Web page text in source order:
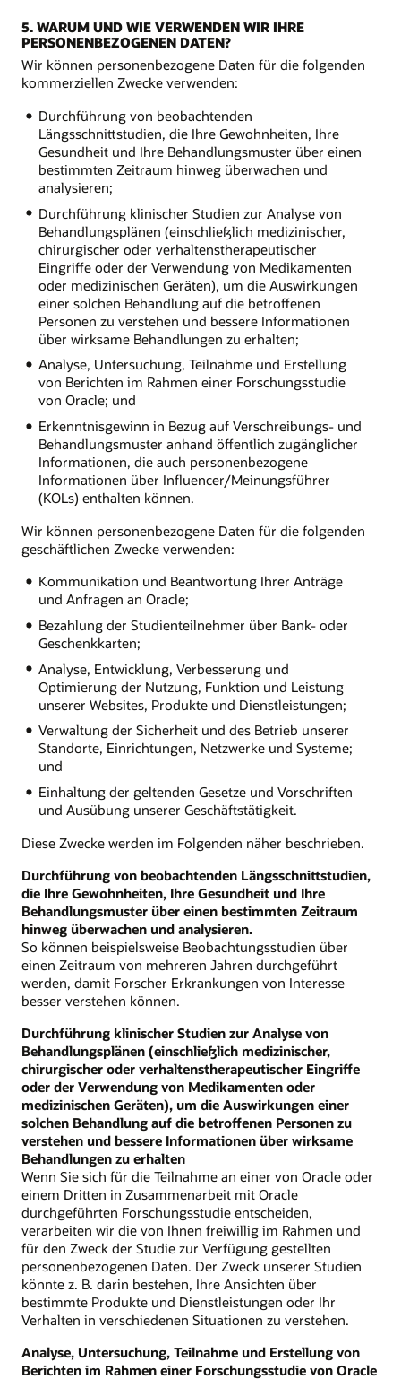
5. WARUM UND WIE VERWENDEN WIR IHRE
PERSONENBEZOGENEN DATEN?
Wir können personenbezogene Daten für die folgenden
kommerziellen Zwecke verwenden:
Durchführung von beobachtenden
Längsschnittstudien, die Ihre Gewohnheiten, Ihre
Gesundheit und Ihre Behandlungsmuster über einen
bestimmten Zeitraum hinweg überwachen und
analysieren;
Durchführung klinischer Studien zur Analyse von
Behandlungsplänen (einschließlich medizinischer,
chirurgischer oder verhaltenstherapeutischer
Eingriffe oder der Verwendung von Medikamenten
oder medizinischen Geräten), um die Auswirkungen
einer solchen Behandlung auf die betroffenen
Personen zu verstehen und bessere Informationen
über wirksame Behandlungen zu erhalten;
Analyse, Untersuchung, Teilnahme und Erstellung
von Berichten im Rahmen einer Forschungsstudie
von Oracle; und
Erkenntnisgewinn in Bezug auf Verschreibungs- und
Behandlungsmuster anhand öffentlich zugänglicher
Informationen, die auch personenbezogene
Informationen über Influencer/Meinungsführer
(KOLs) enthalten können.
Wir können personenbezogene Daten für die folgenden
geschäftlichen Zwecke verwenden:
Kommunikation und Beantwortung Ihrer Anträge
und Anfragen an Oracle;
Bezahlung der Studienteilnehmer über Bank- oder
Geschenkkarten;
Analyse, Entwicklung, Verbesserung und
Optimierung der Nutzung, Funktion und Leistung
unserer Websites, Produkte und Dienstleistungen;
Verwaltung der Sicherheit und des Betrieb unserer
Standorte, Einrichtungen, Netzwerke und Systeme;
und
Einhaltung der geltenden Gesetze und Vorschriften
und Ausübung unserer Geschäftstätigkeit.
Diese Zwecke werden im Folgenden näher beschrieben.
Durchführung von beobachtenden Längsschnittstudien,
die Ihre Gewohnheiten, Ihre Gesundheit und Ihre
Behandlungsmuster über einen bestimmten Zeitraum
hinweg überwachen und analysieren.
So können beispielsweise Beobachtungsstudien über
einen Zeitraum von mehreren Jahren durchgeführt
werden, damit Forscher Erkrankungen von Interesse
besser verstehen können.
Durchführung klinischer Studien zur Analyse von
Behandlungsplänen (einschließlich medizinischer,
chirurgischer oder verhaltenstherapeutischer Eingriffe
oder der Verwendung von Medikamenten oder
medizinischen Geräten), um die Auswirkungen einer
solchen Behandlung auf die betroffenen Personen zu
verstehen und bessere Informationen über wirksame
Behandlungen zu erhalten
Wenn Sie sich für die Teilnahme an einer von Oracle oder
einem Dritten in Zusammenarbeit mit Oracle
durchgeführten Forschungsstudie entscheiden,
verarbeiten wir die von Ihnen freiwillig im Rahmen und
für den Zweck der Studie zur Verfügung gestellten
personenbezogenen Daten. Der Zweck unserer Studien
könnte z. B. darin bestehen, Ihre Ansichten über
bestimmte Produkte und Dienstleistungen oder Ihr
Verhalten in verschiedenen Situationen zu verstehen.
Analyse, Untersuchung, Teilnahme und Erstellung von
Berichten im Rahmen einer Forschungsstudie von Oracle